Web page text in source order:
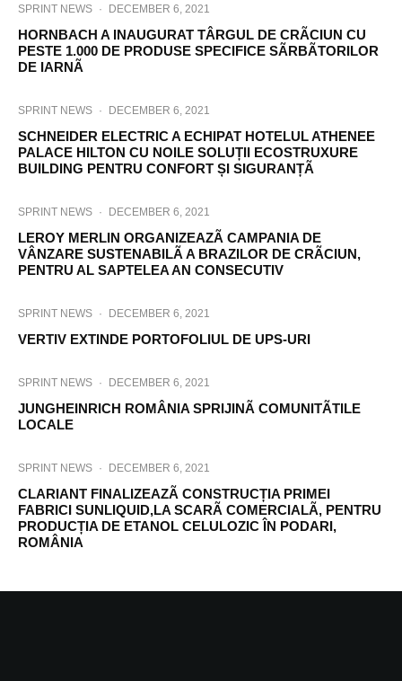
SPRINT NEWS · DECEMBER 6, 2021
HORNBACH A INAUGURAT TÂRGUL DE CRÃCIUN CU
PESTE 1.000 DE PRODUSE SPECIFICE SÃRBÃTORILOR
DE IARNÃ
SPRINT NEWS · DECEMBER 6, 2021
SCHNEIDER ELECTRIC A ECHIPAT HOTELUL ATHENEE
PALACE HILTON CU NOILE SOLUȚII ECOSTRUXURE
BUILDING PENTRU CONFORT ȘI SIGURANȚÃ
SPRINT NEWS · DECEMBER 6, 2021
LEROY MERLIN ORGANIZEAZÃ CAMPANIA DE
VÂNZARE SUSTENABILÃ A BRAZILOR DE CRÃCIUN,
PENTRU AL SAPTELEA AN CONSECUTIV
SPRINT NEWS · DECEMBER 6, 2021
VERTIV EXTINDE PORTOFOLIUL DE UPS-URI
SPRINT NEWS · DECEMBER 6, 2021
JUNGHEINRICH ROMÂNIA SPRIJINÃ COMUNITÃTILE
LOCALE
SPRINT NEWS · DECEMBER 6, 2021
CLARIANT FINALIZEAZÃ CONSTRUCȚIA PRIMEI
FABRICI SUNLIQUID,LA SCARÃ COMERCIALÃ, PENTRU
PRODUCȚIA DE ETANOL CELULOZIC ÎN PODARI,
ROMÂNIA